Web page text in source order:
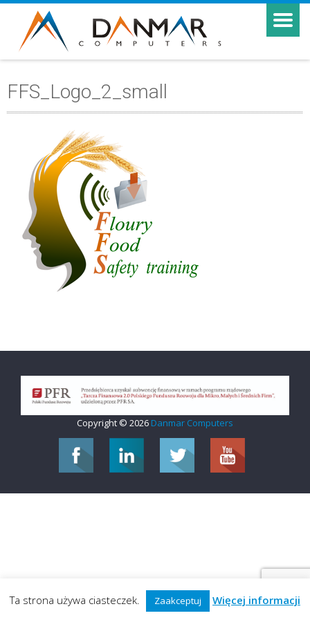
FFS_Logo_2_small
Copyright © 2026 Danmar Computers
Ta strona używa ciasteczek. Zaakceptuj Więcej informacji